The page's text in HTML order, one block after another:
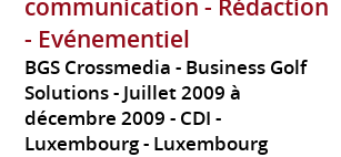
- Evénementiel
BGS Crossmedia - Business Golf
Solutions
Juillet 2009 à
décembre 2009 CDI
Luxembourg
Luxembourg